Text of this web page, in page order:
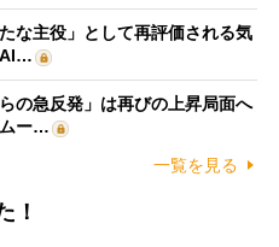
な主役」として再評価される気
AI…
の急反発」は再びの上昇局面へ
ー…
一覧を見る
！